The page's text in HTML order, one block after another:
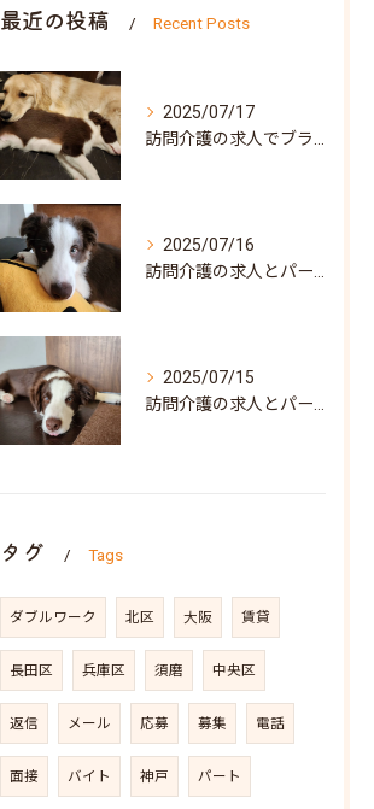
最近の投稿 Recent Posts
2025/07/17
2025/07/16
2025/07/15
タグ Tags
ダブルワーク 北区 大阪 賃貸
長田区 兵庫区 須磨 中央区
返信 メール 応募 募集 電話
面接 バイト 神戸 パート